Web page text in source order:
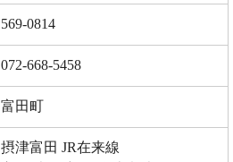
569-0814
072-668-5458
富田町
摂津富田 JR在来線